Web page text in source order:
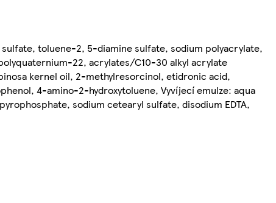
toluene-2, 5-diamine sulfate, sodium polyacrylate,
22, acrylates/C10-30 alkyl acrylate
kernel oil, 2-methylresorcinol, etidronic acid,
4-amino-2-hydroxytoluene, Vyvíjecí emulze: aqua
sodium cetearyl sulfate, disodium EDTA,